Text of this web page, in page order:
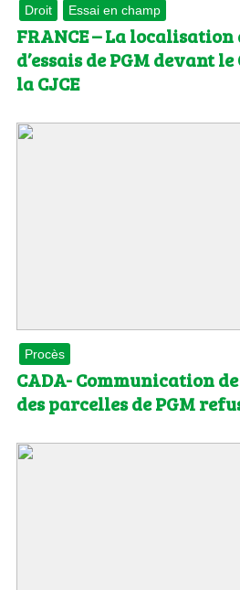
Droit Essai en champ
FRANCE – La
d’essais de PGM devant
la CJCE
Procès
CADA- Communication
des parcelles de PGM